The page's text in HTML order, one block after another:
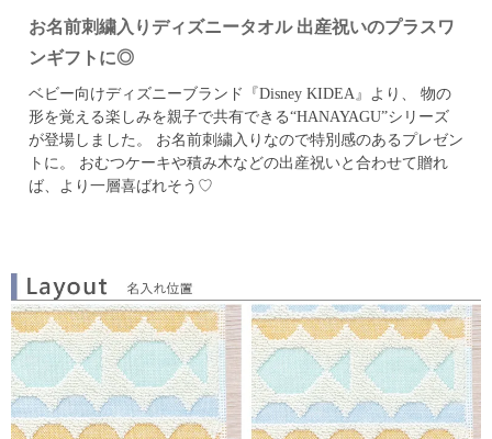
お名前刺繍入りディズニータオル出産祝いのプラスワ
ンギフトに◎
ベビー向けディズニーブランド『Disney KIDEA』より、
物の
形を覚える楽しみを親子で共有できる“HANAYAGU”シリーズ
が登場しました。
お名前刺繍入りなので特別感のあるプレゼン
トに。
おむつケーキや積み木などの出産祝いと合わせて贈れ
ば、より一層喜ばれそう♡